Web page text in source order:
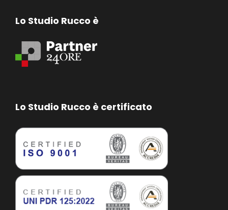
Lo Studio Rucco è
Lo Studio Rucco è certificato